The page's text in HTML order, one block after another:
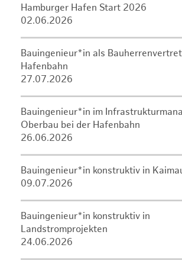
Hamburger Hafen Start 2026
02.06.2026
Bauingenieur*in als
Hafenbahn
27.07.2026
Bauingenieur*in im
Oberbau bei der Hafenbahn
26.06.2026
Bauingenieur*in konstruktiv in
09.07.2026
Bauingenieur*in konstruktiv in
Landstromprojekten
24.06.2026